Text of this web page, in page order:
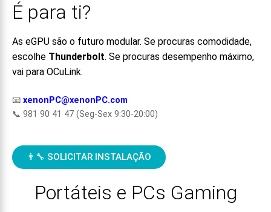
É para ti?
As eGPU são o futuro modular. Se procuras comodidade,
escolhe Thunderbolt. Se procuras desempenho máximo,
vai para OCuLink.
📧 xenonPC@xenonPC.com
📞 981 90 41 47 (Seg-Sex 9:30-20:00)
👨‍🔧 SOLICITAR INSTALAÇÃO
Portáteis e PCs Gaming